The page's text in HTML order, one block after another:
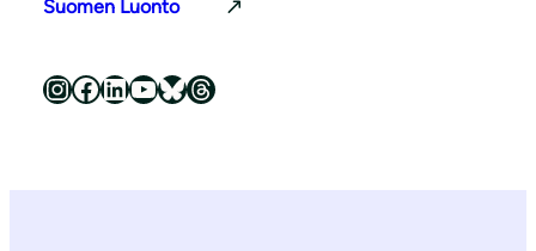
Suomen Luonto
Luonnonsuojeluliitto Instagramissa Luonnonsuojeluliitto Facebookissa Luonnonsuojeluliitto LinkedInissä Luonnonsuojeluliiton YouTube-kanava Luonnonsuojeluliitto Blueskyssa Luonnonsuojeluliitto Threadsissa